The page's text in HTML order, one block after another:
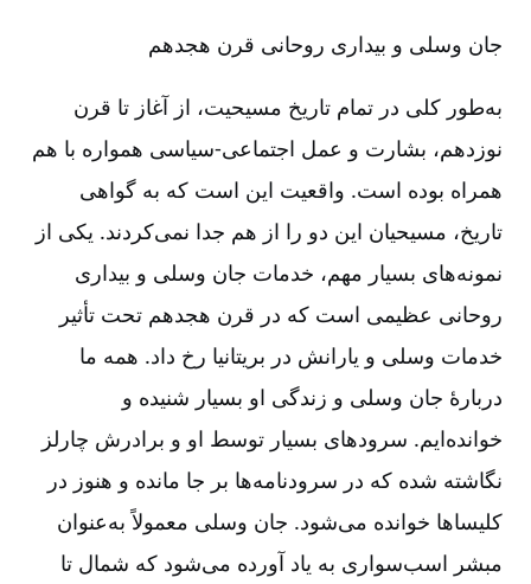
جان وسلی و بیداری روحانی قرن هجدهم
به‌‌طور كلی در تمام تاریخ مسیحیت، از آغاز تا قرن
نوزدهم، بشارت و عمل اجتماعی-‏‏‏سیاسی همواره با هم
همراه بوده است. واقعیت این است كه به گواهی
تاریخ، مسیحیان این دو را از هم جدا نمی‌‌کردند. یکی از
نمونه‌‌های بسیار مهم، خدمات جان ‌‌وسلی و بیداری
روحانی عظیمی است که در قرن هجدهم تحت تأثیر
خدمات وسلی و یارانش در بریتانیا رخ داد. همه ما
دربارۀ جان وسلی و زندگی او بسیار شنیده‌‌ و
خوانده‌‌ایم. سرودهای بسیار توسط او و برادرش چارلز
نگاشته شده که در سرودنامه‌‌ها بر جا مانده و هنوز در
کلیساها خوانده می‌‌شود. جان وسلی معمولاً به‌‌عنوان
مبشر اسب‌‌سواری به یاد آورده می‌‌شود که شمال تا